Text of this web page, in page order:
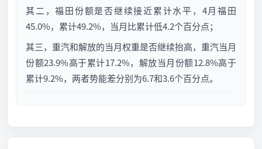
其二，福田份额是否继续接近累计水平，4月福田
45.0%，累计49.2%，当月比累计低4.2个百分点；
其三，重汽和解放的当月权重是否继续抬高，重汽当月
份额23.9%高于累计17.2%，解放当月份额12.8%高于
累计9.2%，两者势能差分别为6.7和3.6个百分点。